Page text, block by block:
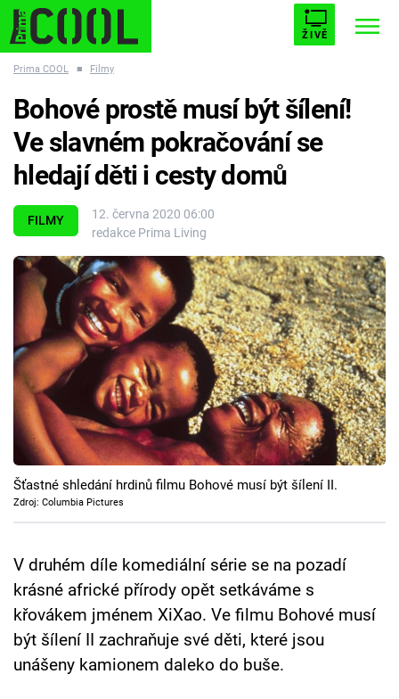
ŽIVĚ
ESCAPE PLNEJ KOTEL AVENGERS 5
Témata
Filmy
Seriály
Hry
Cool Esport
Pořady
TV Program
Přihlášení
Sledujte nás
Prima COOL ■ Filmy
FILMY
12. června 2020 06:00
redakce Prima Living
Bohové prostě musí být šílení!
Ve slavném pokračování se
hledají děti i cesty domů
Šťastné shledání hrdinů filmu Bohové musí být šílení II.
Zdroj: Columbia Pictures
V druhém díle komediální série se na pozadí
krásné africké přírody opět setkáváme s
křovákem jménem XiXao. Ve filmu Bohové musí
být šílení II zachraňuje své děti, které jsou
unášeny kamionem daleko do buše.